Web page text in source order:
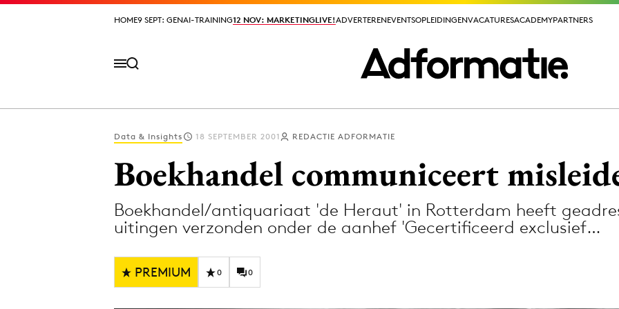
HOME9 SEPT: GENAI-TRAINING12 NOV: MARKETINGLIVE!ADVERTERENEVENTSOPLEIDINGENVACATURESACADEMYPARTNERS
HOME9 SEPT: GENAI-TRAINING12 NOV: MARKETINGLIVE!ADVERTERENEVENTSOPLEIDINGENVACATURESACADEMYPARTNERS
Digital transformation
Diversiteit
Data & Insights 18 SEPTEMBER 2001 REDACTIE ADFORMATIE
Boekhandel communiceert
Boekhandel/antiquariaat 'de Heraut' in Rotterdam heeft
uitingen verzonden onder de aanhef 'Gecertificeerd exclusief…
PREMIUM 0 0